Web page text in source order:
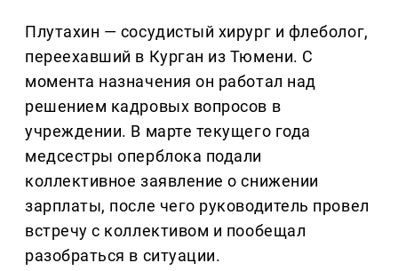
Плутахин — сосудистый хирург и флеболог,
переехавший в Курган из Тюмени. С
момента назначения он работал над
решением кадровых вопросов в
учреждении. В марте текущего года
медсестры оперблока подали
коллективное заявление о снижении
зарплаты, после чего руководитель провел
встречу с коллективом и пообещал
разобраться в ситуации.